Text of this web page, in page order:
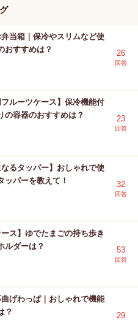
当箱｜保冷やスリムなど使
おすすめは？
26
回答
フルーツケース】保冷機能付
の容器のおすすめは？
23
回答
なるタッパー】おしゃれで使
ッパーを教えて！
32
回答
ース】ゆでたまごの持ち歩き
ルダーは？
53
回答
げわっぱ｜おしゃれで機能
？
29